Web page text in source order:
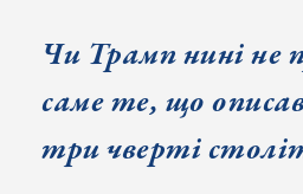
Чи Трамп нині не
саме те, що
три чверті